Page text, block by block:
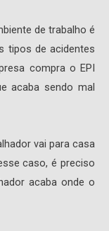
de trabalho é
tipos de acidentes
compra o EPI
acaba sendo mal
vai para casa
caso, é preciso
acaba onde o